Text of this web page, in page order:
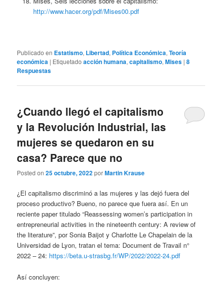
http://www.hacer.org/pdf/Mises00.pdf
Publicado en Estatismo, Libertad, Política Económica,Teoría
económica | Etiquetado acción humana,capitalismo,Mises |8
Respuestas
¿Cuando llegó el capitalismo
y la Revolución Industrial, las
mujeres se quedaron en su
casa? Parece que no
Posted on25 octubre, 2022porMartin Krause
¿El capitalismo discriminó a las mujeres y las dejó fuera del
proceso productivo? Bueno, no parece que fuera así. En un
reciente paper titulado “Reassessing women’s participation in
entrepreneurial activities in the nineteenth century: A review of
the literature”, por Sonia Baijot y Charlotte Le Chapelain de la
Universidad de Lyon, tratan el tema: Document de Travail n°
2022 – 24: https://beta.u-strasbg.fr/WP/2022/2022-24.pdf
Así concluyen: